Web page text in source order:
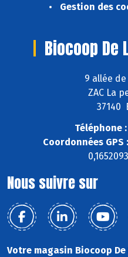
Gestion des
Biocoop De
9 allée
ZAC La
37140
Téléphone :
Coordonnées GPS :
Nous suivre sur
Votre magasin Biocoop